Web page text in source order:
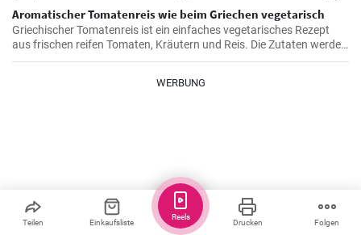
Aromatischer Tomatenreis wie beim Griechen vegetarisch
Griechischer Tomatenreis ist ein einfaches vegetarisches Rezept
aus frischen reifen Tomaten, Kräutern und Reis. Die Zutaten werden
zusammen gekocht und als vegetarische Hauptspeise zu Brot oder
WERBUNG
Teilen Einkaufsliste Drucken Folgen
Reels